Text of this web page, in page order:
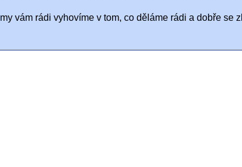
vám rádi vyhovíme v tom, co děláme rádi a dobře se